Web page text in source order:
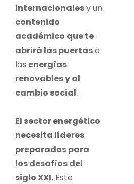
internacionalesy un
contenido
académico que te
abrirá las puertasa
las energías
renovables y al
cambio social.
El sector energético
necesita líderes
preparados para
los desafíos del
siglo XXI. Este